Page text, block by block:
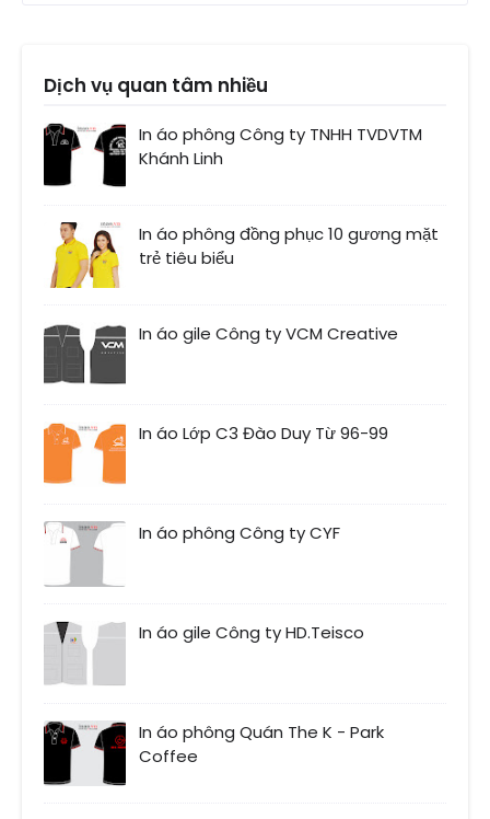
Dịch vụ quan tâm nhiều
In áo phông Công ty TNHH TVDVTM
Khánh Linh
In áo phông đồng phục 10 gương mặt
trẻ tiêu biểu
In áo gile Công ty VCM Creative
In áo Lớp C3 Đào Duy Từ 96-99
In áo phông Công ty CYF
In áo gile Công ty HD.Teisco
In áo phông Quán The K - Park
Coffee